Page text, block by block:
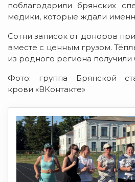
поблагодарили брянских
медики, которые ждали
Сотни записок от доноров
вместе с ценным грузом.
из родного региона получили
Фото: группа Брянской
крови «ВКонтакте»